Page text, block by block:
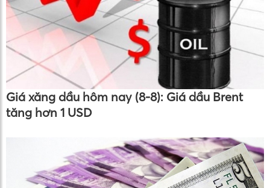
Giá xăng dầu hôm nay (8-8): Giá dầu Brent
tăng hơn 1 USD